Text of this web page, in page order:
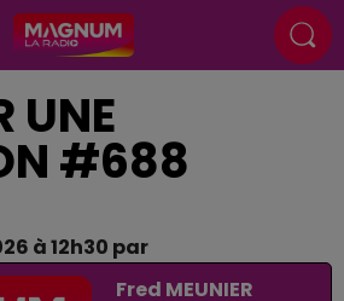
UNE
#688
à 12h30 par
Fred MEUNIER